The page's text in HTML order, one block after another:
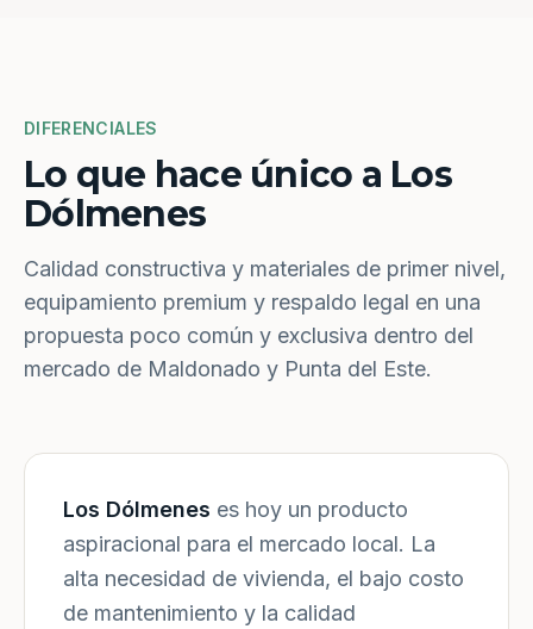
DIFERENCIALES
Lo que hace único a Los
Dólmenes
Calidad constructiva y materiales de primer nivel,
equipamiento premium y respaldo legal en una
propuesta poco común y exclusiva dentro del
mercado de Maldonado y Punta del Este.
Los Dólmenes es hoy un producto
aspiracional para el mercado local. La
alta necesidad de vivienda, el bajo costo
de mantenimiento y la calidad